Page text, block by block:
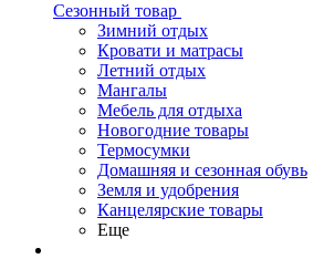
Сезонный товар
Зимний отдых
Кровати и матрасы
Летний отдых
Мангалы
Мебель для отдыха
Новогодние товары
Термосумки
Домашняя и сезонная обувь
Земля и удобрения
Канцелярские товары
Еще